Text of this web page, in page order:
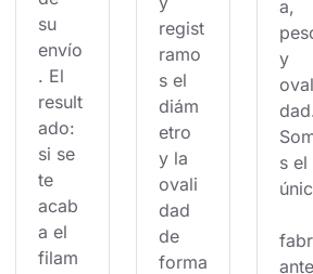
su
envío
. El
result
ado:
si se
te
acab
a el
filam
regist
ramo
s el
diám
etro
y la
ovali
dad
de
forma
a,
y
s el
ante